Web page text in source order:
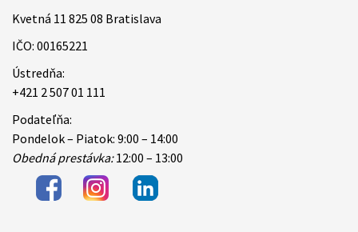
Kvetná 11 825 08 Bratislava
IČO: 00165221
Ústredňa:
+421 2 507 01 111
Podateľňa:
Pondelok – Piatok: 9:00 – 14:00
Obedná prestávka:12:00 – 13:00